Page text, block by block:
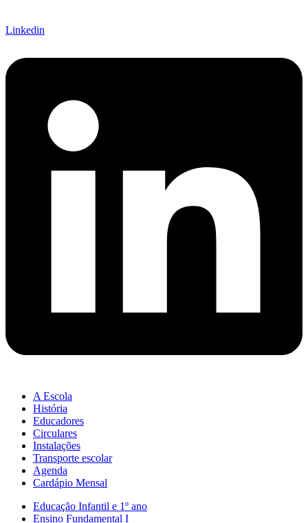
Linkedin
A Escola
História
Educadores
Circulares
Instalações
Transporte escolar
Agenda
Cardápio Mensal
Educação Infantil e 1º ano
Ensino Fundamental I